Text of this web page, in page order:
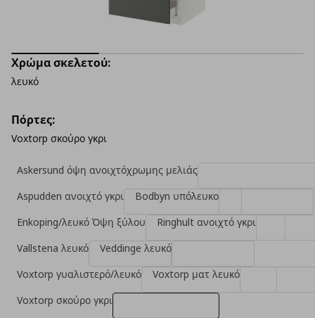
Χρώμα σκελετού:
λευκό
Πόρτες:
Voxtorp σκούρο γκρι
Askersund όψη ανοιχτόχρωμης μελιάς
Aspudden ανοιχτό γκρι
Bodbyn υπόλευκο
Enkoping/λευκό Όψη ξύλου
Ringhult ανοιχτό γκρι
Vallstena λευκό
Veddinge λευκό
Voxtorp γυαλιστερό/λευκό
Voxtorp ματ λευκό
Voxtorp σκούρο γκρι